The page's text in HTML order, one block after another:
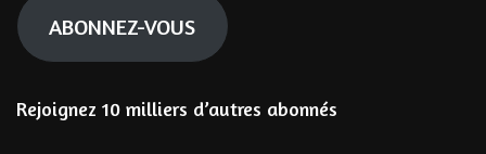
ABONNEZ-VOUS
Rejoignez 10 milliers d’autres abonnés